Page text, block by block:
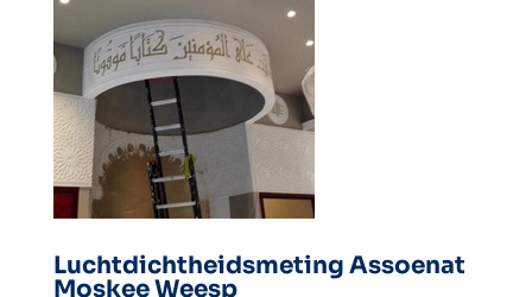
Luchtdichtheidsmeting Assoenat
Moskee Weesp